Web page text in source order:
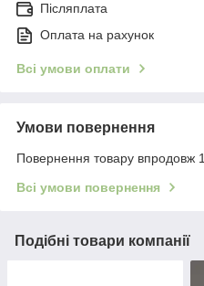
Післяплата
Оплата на рахунок
Всі умови оплати
Умови повернення
Повернення товару впродовж
Всі умови повернення
Подібні товари компанії